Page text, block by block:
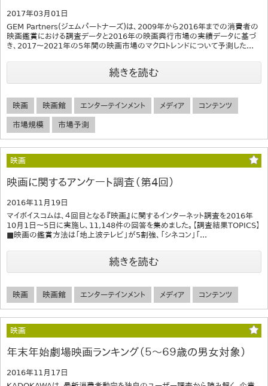
2017年03月01日
GEM Partners(ジェムパートナーズ)は、2009年から2016年までの消費者の
映画鑑賞における調査データと2016年の映画興行市場の実績データに基づ
き、2017～2021年の5年間の映画市場のマクロトレンドについて予測した...
続きを読む
映画 映画館 エンターテインメント メディア コンテンツ
市場規模 市場予測
映画
映画に関するアンケート調査（第4回）
2016年11月19日
マイボイスコムは、４回目となる『映画』に関するインターネット調査を2016年
10月1日～5日に実施し、11,148件の回答を集めました。【調査結果TOPICS】
■映画の鑑賞方法は「地上波テレビ」が5割強、「シネコン」「...
続きを読む
映画 映画館 エンターテインメント メディア コンテンツ
映画
年末年始劇場映画ランキング（５～６９歳の男女対象）
2016年11月17日